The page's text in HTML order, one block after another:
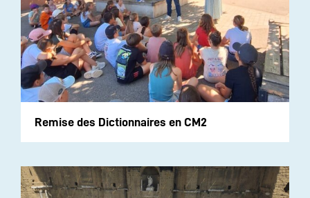
Remise des Dictionnaires en CM2